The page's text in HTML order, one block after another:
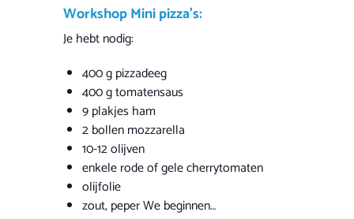
Workshop Mini pizza’s:
Je hebt nodig:
400 g pizzadeeg
400 g tomatensaus
9 plakjes ham
2 bollen mozzarella
10-12 olijven
enkele rode of gele cherrytomaten
olijfolie
zout, peper We beginnen…